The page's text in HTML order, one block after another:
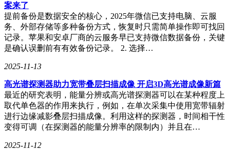
案来了
提前备份是数据安全的核心，2025年微信已支持电脑、云服
务、外部存储等多种备份方式，恢复时只需简单操作即可找回
记录。苹果和安卓厂商的云服务早已支持微信数据备份，关键
是确认误删前有有效备份记录。 2. 选择…
2025-11-13
高光谱探测器助力宽带叠层扫描成像 开启3D高光谱成像新篇
最近的研究表明，能量分辨或高光谱探测器可以在某种程度上
取代单色器的作用来执行，例如，在单次采集中使用宽带辐射
进行边缘减影叠层扫描成像。利用这样的探测器，时间相干性
变得可调（在探测器的能量分辨率的限制内）并且在…
2025-11-12